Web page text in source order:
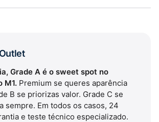
Grade A é o sweet spot no
M1. Premium se queres aparência
B se priorizas valor. Grade C se
sempre. Em todos os casos, 24
e teste técnico especializado.